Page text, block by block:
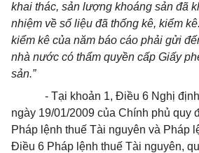
khai thác, sản lượng khoáng sản đã
nhiệm về số liệu đã thống kê, kiểm
kiểm kê của năm báo cáo phải gửi
nhà nước có thẩm quyền cấp Giấy
sản.”
- Tại khoản 1, Điều 6 Nghị
ngày 19/01/2009 của Chính phủ quy
Pháp lệnh thuế Tài nguyên và Pháp
Điều 6 Pháp lệnh thuế Tài nguyên,